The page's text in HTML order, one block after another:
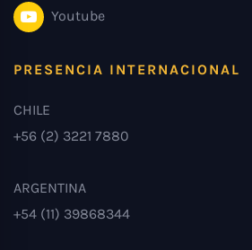
Youtube
PRESENCIA INTERNACIONAL
CHILE
+56 (2) 3221 7880
ARGENTINA
+54 (11) 39868344